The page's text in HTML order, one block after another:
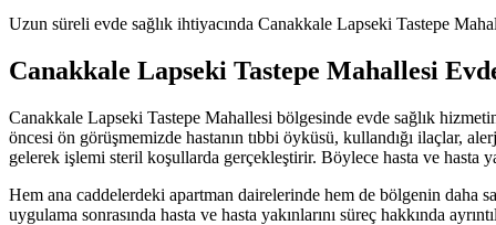
Uzun süreli evde sağlık ihtiyacında Canakkale Lapseki Tastepe
Canakkale Lapseki Tastepe Mahallesi
Canakkale Lapseki Tastepe Mahallesi bölgesinde evde sağlık
öncesi ön görüşmemizde hastanın tıbbi öyküsü, kullandığı ilaçlar,
gelerek işlemi steril koşullarda gerçekleştirir. Böylece hasta ve hasta
Hem ana caddelerdeki apartman dairelerinde hem de bölgenin daha
uygulama sonrasında hasta ve hasta yakınlarını süreç hakkında